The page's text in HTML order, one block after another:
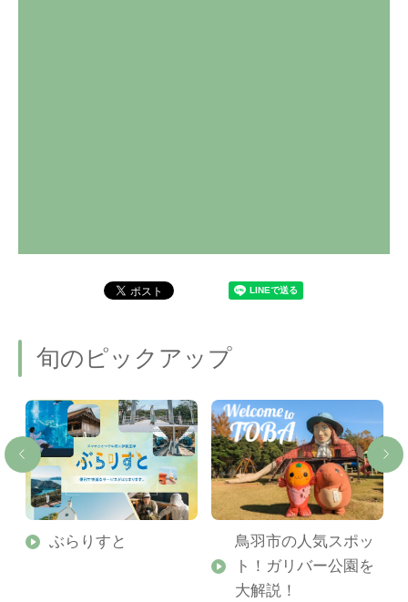
旬のピックアップ
ぶらりすと
鳥羽市の人気スポッ
ト！ガリバー公園を
大解説！